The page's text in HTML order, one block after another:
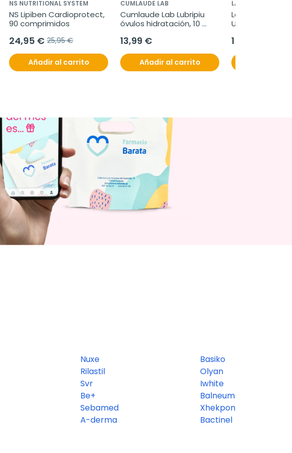
NS NUTRITIONAL SYSTEM
NS Lipiben Cardioprotect,
90 comprimidos
24,95 € 25,95 €
Añadir al carrito
CUMLAUDE LAB
Cumlaude Lab Lubripiu
óvulos hidratación, 10
13,99 €
Añadir al carrito
LA ROCHE POSAY
La Roche
UVMune 400
ml
15,73 €
Nuxe
Rilastil
Svr
Be+
Sebamed
A-derma
Basiko
Olyan
Iwhite
Balneum
Xhekpon
Bactinel